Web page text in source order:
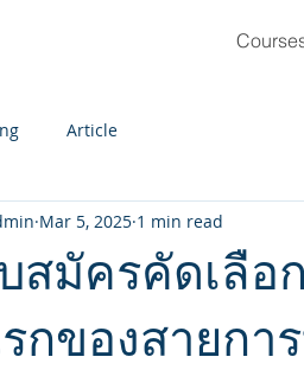
Article
สมัครคัดเลือ
กของสายก
Mar 5, 2025 1 min read